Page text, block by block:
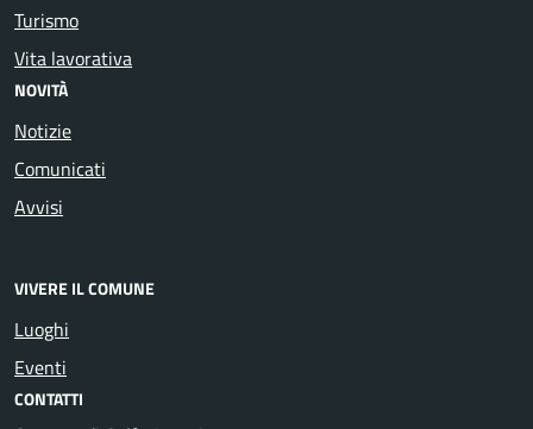
Turismo
Vita lavorativa
NOVITÀ
Notizie
Comunicati
Avvisi
VIVERE IL COMUNE
Luoghi
Eventi
CONTATTI